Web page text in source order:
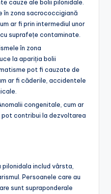
cauze ale bolii pilonidale.
zona sacrococcigiană
ar fi prin intermediul unor
suprafețe contaminate.
în zona
la apariția bolii
pot fi cauzate de
ar fi căderile, accidentele
congenitale, cum ar
contribui la dezvoltarea
includ vârsta,
Persoanele care au
sunt supraponderale